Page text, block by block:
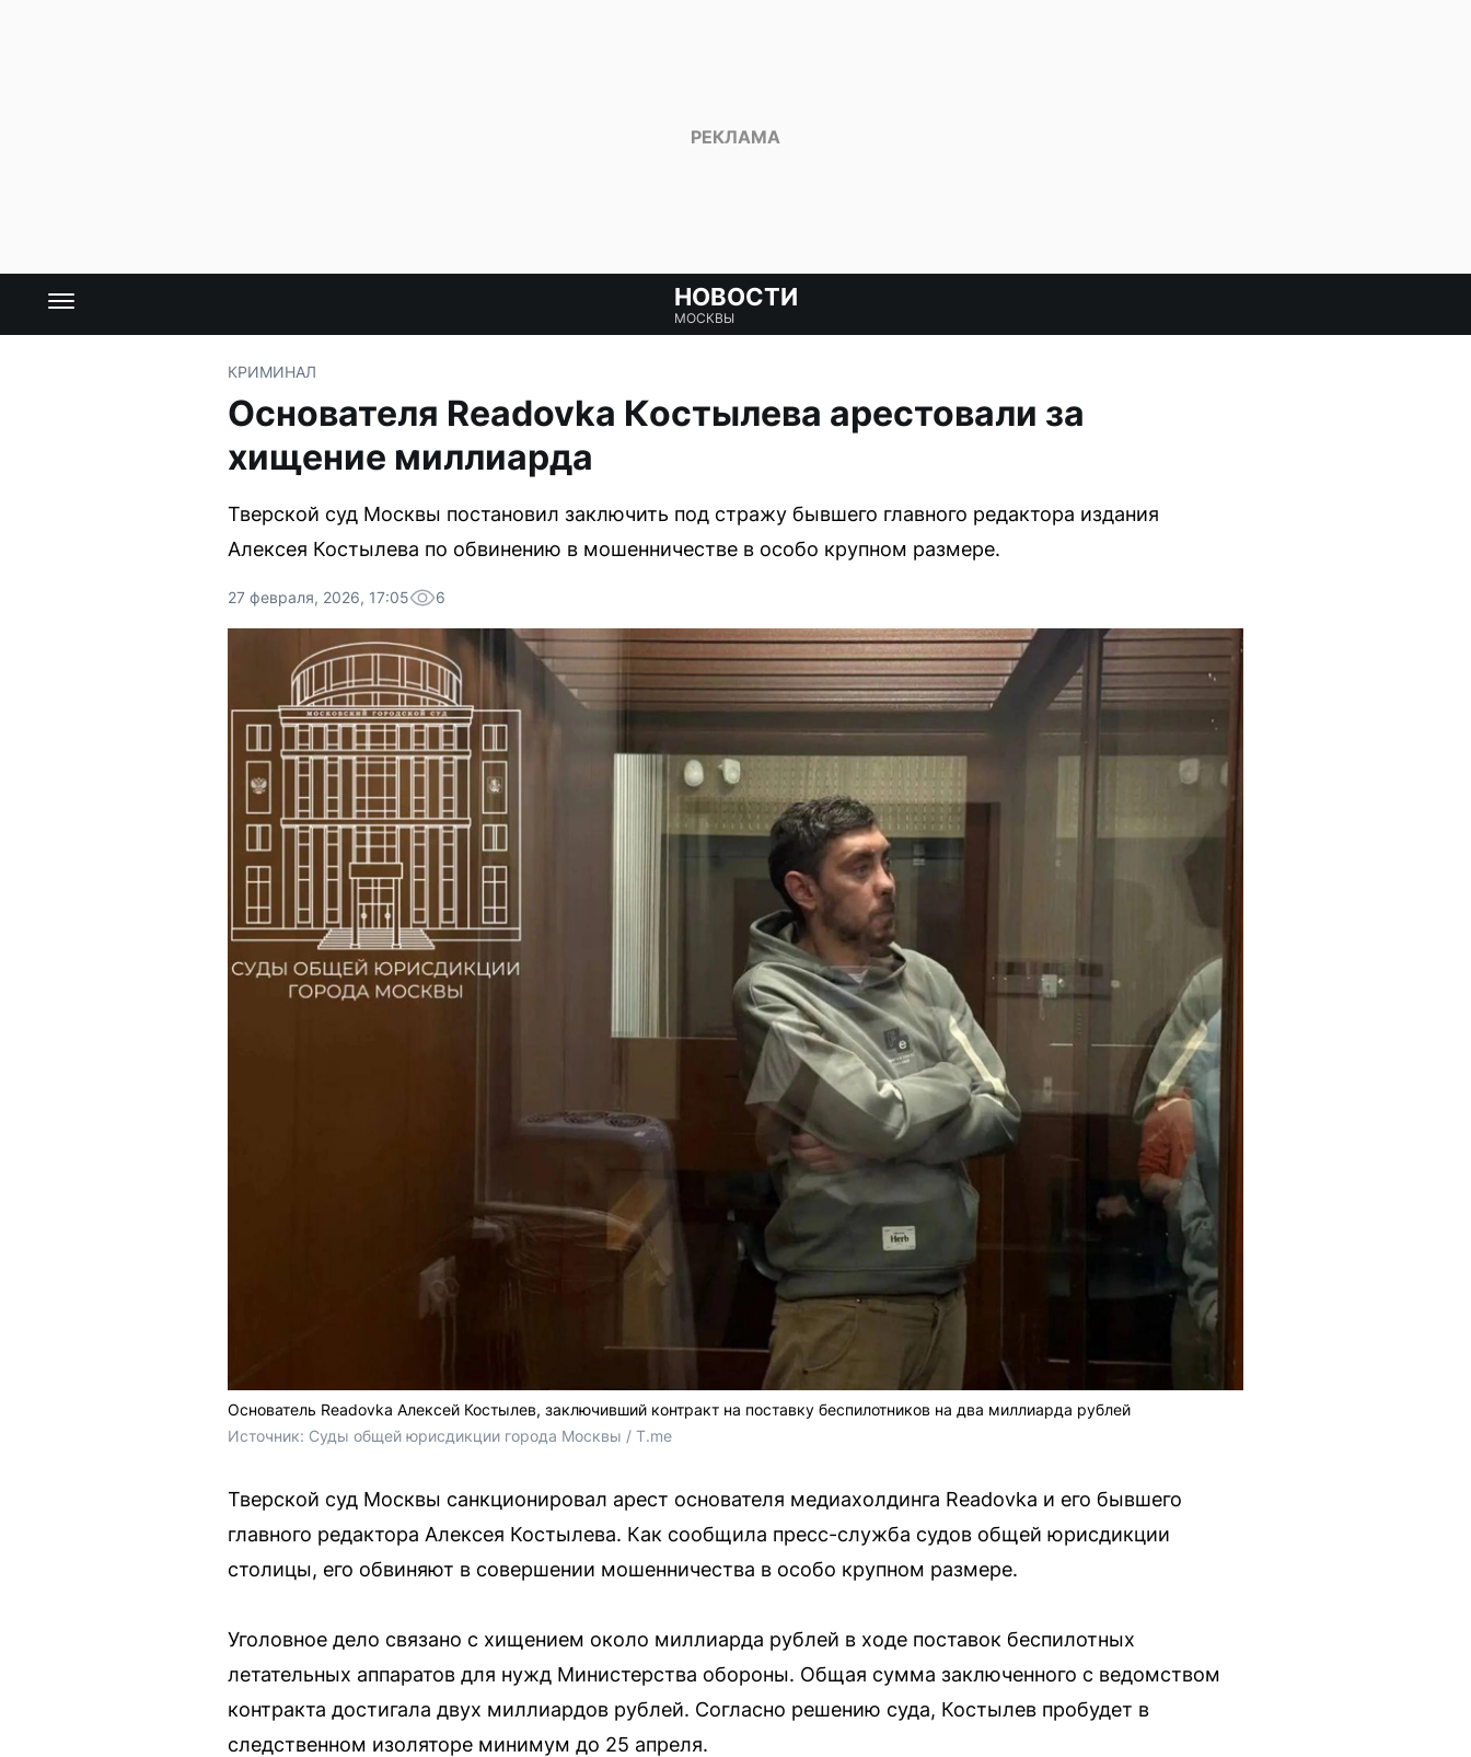
НОВОСТИ
МОСКВЫ
КРИМИНАЛ
Основателя Readovka Костылева арестовали за
хищение миллиарда
Тверской суд Москвы постановил заключить под стражу бывшего главного редактора издания
Алексея Костылева по обвинению в мошенничестве в особо крупном размере.
27 февраля, 2026, 17:05 6
Основатель Readovka Алексей Костылев, заключивший контракт на поставку беспилотников на два миллиарда рублей
Источник: Суды общей юрисдикции города Москвы / T.me
Тверской суд Москвы санкционировал арест основателя медиахолдинга Readovka и его бывшего
главного редактора Алексея Костылева. Как сообщила пресс-служба судов общей юрисдикции
столицы, его обвиняют в совершении мошенничества в особо крупном размере.
Уголовное дело связано с хищением около миллиарда рублей в ходе поставок беспилотных
летательных аппаратов для нужд Министерства обороны. Общая сумма заключенного с ведомством
контракта достигала двух миллиардов рублей. Согласно решению суда, Костылев пробудет в
следственном изоляторе минимум до 25 апреля.